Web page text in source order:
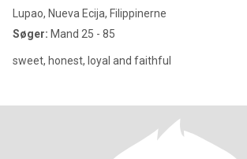
Lupao, Nueva Ecija, Filippinerne
Søger: Mand 25 - 85
sweet, honest, loyal and faithful